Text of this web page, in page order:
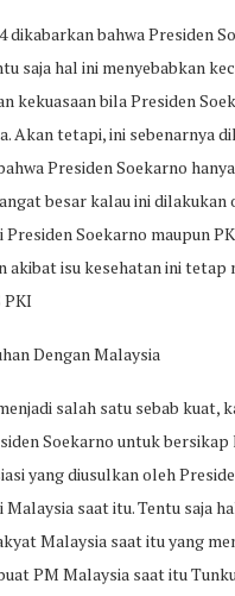
dikabarkan bahwa Presiden
saja hal ini menyebabkan
kekuasaan bila Presiden
Akan tetapi, ini sebenarnya
Presiden Soekarno
besar kalau ini dilakukan
Presiden Soekarno maupun
akibat isu kesehatan ini tetap
PKI
Dengan Malaysia
salah satu sebab kuat,
Soekarno untuk bersikap
yang diusulkan oleh
saat itu. Tentu saja
Malaysia saat itu yang
PM Malaysia saat itu